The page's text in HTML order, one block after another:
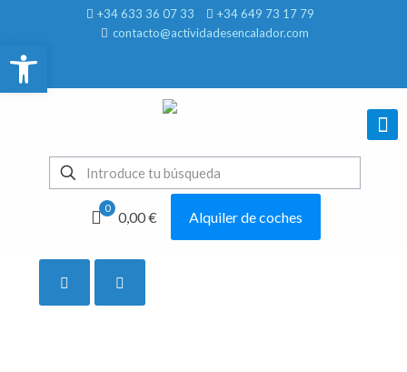
+34 633 36 07 33
+34 649 73 17 79
contacto@actividadesencalador.com
0
0,00 € Alquiler de coches
Abrir barra de herramientas